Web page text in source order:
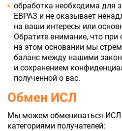
обработка необходима для
ЕВРАЗ и не оказывает
на ваши интересы или
Обратите внимание, что
на этом основании мы
баланс между нашими
и сохранением
полученной о вас.
Обмен ИСЛ
Мы можем обмениваться
категориями получателей: